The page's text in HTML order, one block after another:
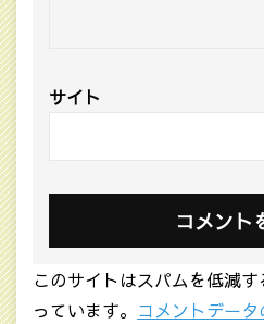
サイト
このサイトはスパムを低減
っています。 コメントデー